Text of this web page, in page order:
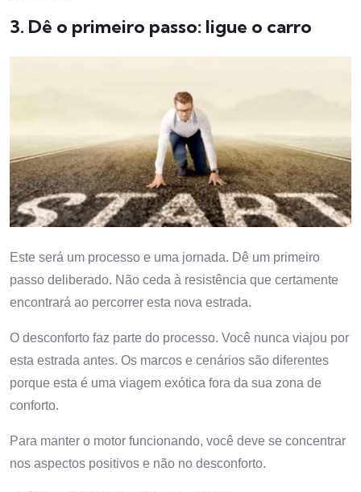
3. Dê o primeiro passo: ligue o carro
Este será um processo e uma jornada. Dê um primeiro
passo deliberado. Não ceda à resistência que certamente
encontrará ao percorrer esta nova estrada.
O desconforto faz parte do processo. Você nunca viajou por
esta estrada antes. Os marcos e cenários são diferentes
porque esta é uma viagem exótica fora da sua zona de
conforto.
Para manter o motor funcionando, você deve se concentrar
nos aspectos positivos e não no desconforto.